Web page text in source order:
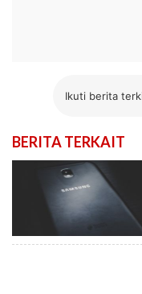
Ikuti berita
BERITA TERKAIT